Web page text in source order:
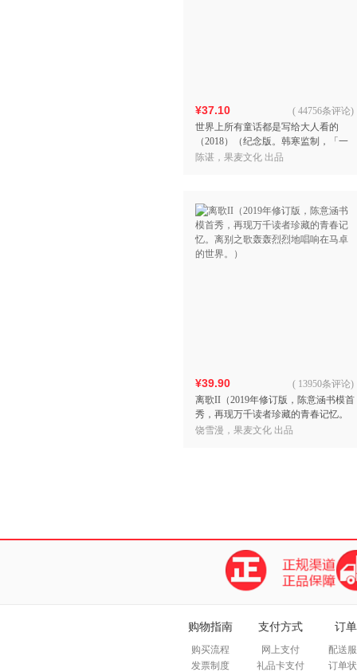
¥37.10
世界上所有童话都是写给大人看的
（2018）（纪念版。韩寒监制，「一
个」App人气作者陈谌的成人童话故
( 44756条评论)
陈谌，果麦文化 出品
¥39.90
离歌II（2019年修订版，陈意涵书模首
秀，再现万千读者珍藏的青春记忆。
离别之歌轰轰烈烈地唱响在马卓的世
( 13950条评论)
饶雪漫，果麦文化 出品
购物指南
购买流程
发票制度
支付方式
网上支付
礼品卡支付
订
配送
订单